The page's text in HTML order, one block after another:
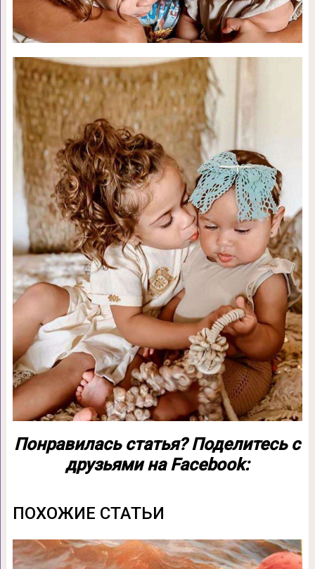
Понравилась статья? Поделитесь с
друзьями на Facebook:
ПОХОЖИЕ СТАТЬИ